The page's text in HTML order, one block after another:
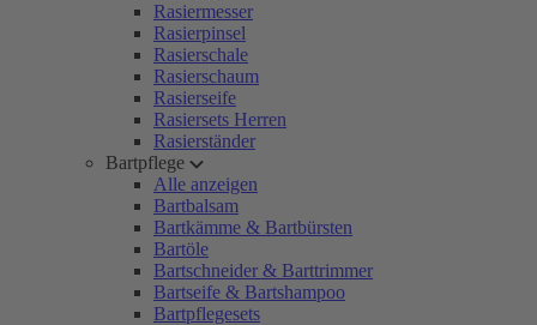
Rasiermesser
Rasierpinsel
Rasierschale
Rasierschaum
Rasierseife
Rasiersets Herren
Rasierständer
Bartpflege
Alle anzeigen
Bartbalsam
Bartkämme & Bartbürsten
Bartöle
Bartschneider & Barttrimmer
Bartseife & Bartshampoo
Bartpflegesets